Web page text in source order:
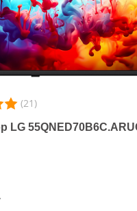
(21)
LG